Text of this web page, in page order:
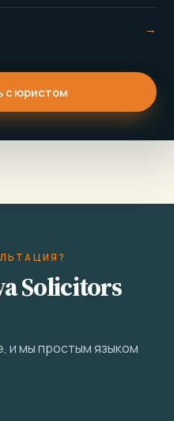
с юристом
Solicitors
и мы простым языком